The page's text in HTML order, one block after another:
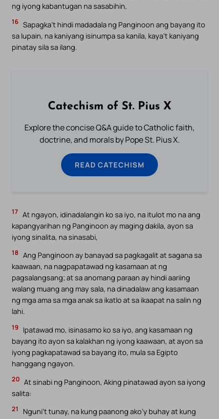
ng iyong kabantugan na sasabihin,
16 Sapagka’t hindi madadala ng Panginoon ang bayang ito
sa lupain, na kaniyang isinumpa sa kanila, kaya’t kaniyang
pinatay sila sa ilang.
Catechism of St. Pius X
Explore the concise Q&A guide to Catholic faith,
doctrine, and morals by Pope St. Pius X.
READ CATECHISM
17 At ngayon, idinadalangin ko sa iyo, na itulot mo na ang
kapangyarihan ng Panginoon ay maging dakila, ayon sa
iyong sinalita, na sinasabi,
18 Ang Panginoon ay banayad sa pagkagalit at sagana sa
kaawaan, na nagpapatawad ng kasamaan at ng
pagsalangsang; at sa anomang paraan ay hindi aariing
walang muang ang may sala, na dinadalaw ang kasamaan
ng mga ama sa mga anak sa ikatlo at sa ikaapat na salin ng
lahi.
19
Ipatawad mo, isinasamo ko sa iyo, ang kasamaan ng
bayang ito ayon sa kalakhan ng iyong kaawaan, at ayon sa
iyong pagkapatawad sa bayang ito, mula sa Egipto
hanggang ngayon.
20 At sinabi ng Panginoon, Aking pinatawad ayon sa iyong
salita:
21
Nguni’t tunay, na kung paanong ako’y buhay at kung